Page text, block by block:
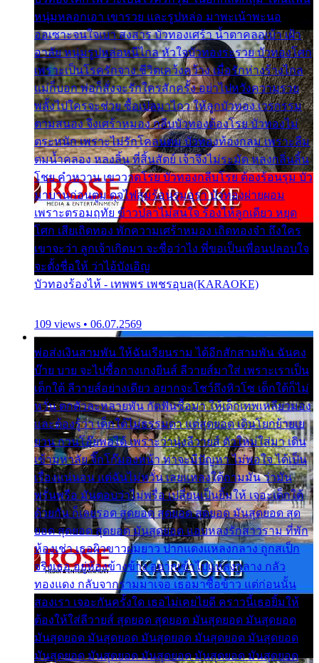
หนุ่มหลอกเอา เขารวย และรูปหล่อ มาพะเน้าพะนอ
ออเซาะจนใจเบา สงสาร บัวทองเศร้า น้ำตาคลอเบ้า เฝ้า
อาลัย หนุ่มรูปหล่อหนีไกล หัวใจบัวทองระรวย บัวทองโศก
เพราะเป็นโรครักจาง ชีวิตเคว้งคว้าง เมื่อรักห่างร้างไกล
แม่ก็บอก พ่อก็สั่งจะรักใครสักครั้ง อย่าไปหวังความรวย
พลั้งไปใครจะช่วย ซื้อเปลมาไกว ให้ลูกบัวทอง เวรกรรม
ตามสนอง จึงเศร้าหมอง กลีบบัวทองต้องโรย บัวทองไม่
ตระหนัก เพราะไม่รักโคลนตม บัวทองท้องกลม เพราะลืม
ตมน้ำคลอง หลงลิ้น ที่สิ้นสัตย์ เจ้าจึงไม่ระมัด หลงกลิ่นลิ้น
โชย คำหวาน เขาวาดโรย บัวทองกลีบโรย ต้องร้อนรุม บัว
มาบานก่อนตูม ดุจไฟสุมร้อนรุมอุรา บัวทองผ่ายผอม
เพราะตรอมฤทัย ข้าวปลาไม่สนใจ ร้องไห้ลูกเดียว หยุด
โศก เสียเถิดทอง พักความเศร้าหมอง เถิดทองจ๋า ถึงใคร
เขาจะว่า ลูกเจ้าเกิดมา จะชื่อว่าไง พี่ขอเป็นเพื่อนปลอบใจ
จะตั้งชื่อให้ ว่าไอ้บังเอิญ
บัวทองร้องไห้ - เทพพร เพชรอุบล(KARAOKE)
109 views • 06.07.2569
พ่อส่งเงินสามพัน ให้ฉันเรียนราม ได้อีกสักสามพัน ฉันคง
บ๊าย บาย จะไปซื้อกางเกงยีนส์ ลีวายส์มาใส่ เพราะเราเป็น
เด็กใต้ ลีวายส์อย่างเดียว อยากจะโชว์ถึงหิวโซ เด็กใต้ก็ไม่
หวั่น ตกตัวละหลายพัน กัดฟันซื้อมา ให้เด็กเทพเหลียวมอง
และต้องรู้ว่า เด็กใต้ไม่ธรรมดา แต่สุดยอด เดินโยกย้ายเย
ยวน กวนโอ๊ยพอได้ เพราะว่านุ่งลีวายส์ ตัวใหม่ใส่มา เดิน
เข้ามหาลัย จิ๊กโก๊มองหน้า ท่าจะมีปัญหา ไม่พอใจ ได้เป็น
เรื่องแน่นอน แต่ฉันไม่หวั่น เลยแหลงใต้ถามมัน ว่ามัน
พรั่นพรือ มันตอบว่าไม่พรื่อ เปลี่ยนเป็นยิ้มให้ เจอะเด็กใต้
ด้วยกัน ก็เลยรอด สุดยอด สุดยอด สุดยอด มันสุดยอด สุด
ยอด สุดยอด สุดยอด มันสุดยอด แอบหลงรักสาวราม ที่พัก
ห้องเช่า เธอผิวขาวผมยาว ปากแดงแหลงกลาง ถูกสเป็ก
จริงเธอ อยู่ห้องข้างข้าง อยากเข้าไปแหลงกลาง กลัว
ทองแดง กลับจากรามมาเจอ เธอมาซื้อข้าว แต่ก่อนนั้น
สองเรา เจอะกันครั้งใด เธอไม่เคยไยดี คราวนี้เธอยิ้มให้
ต้องให้ใส่ลีวายส์ สุดยอด สุดยอด มันสุดยอด มันสุดยอด
มันสุดยอด มันสุดยอด มันสุดยอด มันสุดยอด มันสุดยอด
มันสุดยอด มันสุดยอด มันสุดยอด มันสุดยอด มันสุดยอด